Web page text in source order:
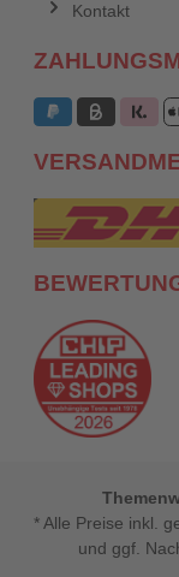
Kontakt
* Alle Preise inkl.
und ggf.